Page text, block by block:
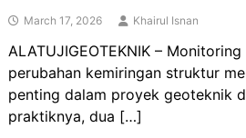
March 17, 2026 Khairul Isnan
ALATUJIGEOTEKNIK –
perubahan kemiringan struktur
penting dalam proyek geoteknik
praktiknya, dua […]